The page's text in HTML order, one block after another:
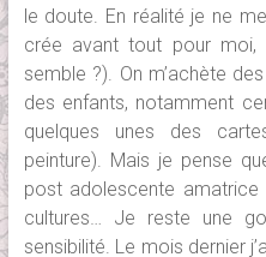
le doute. En réalité je ne
crée avant tout pour
semble ?). On m’achète
des enfants, notamment
quelques unes des
peinture). Mais je pense
post adolescente
cultures… Je reste une
sensibilité. Le mois dernier